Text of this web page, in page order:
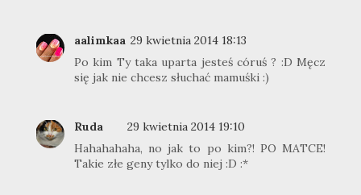
aalimkaa 29 kwietnia 2014 18:13
Po kim Ty taka uparta jesteś córuś ? :D Męcz
się jak nie chcesz słuchać mamuśki :)
Ruda
29 kwietnia 2014 19:10
Hahahahaha, no jak to po kim?! PO MATCE!
Takie złe geny tylko do niej :D :*